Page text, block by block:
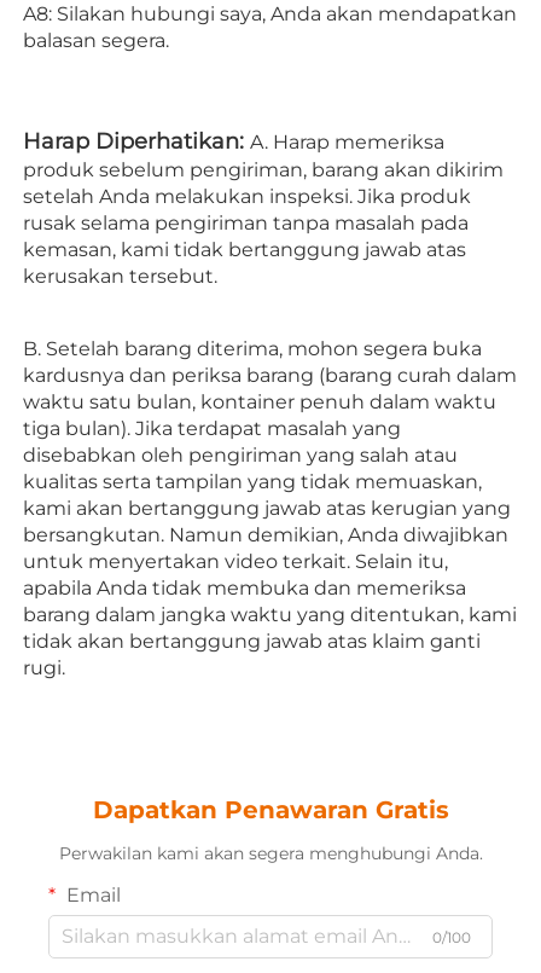
A8: Silakan hubungi saya, Anda akan mendapatkan
balasan segera.
Harap Diperhatikan: A. Harap memeriksa
produk sebelum pengiriman, barang akan dikirim
setelah Anda melakukan inspeksi. Jika produk
rusak selama pengiriman tanpa masalah pada
kemasan, kami tidak bertanggung jawab atas
kerusakan tersebut.
B. Setelah barang diterima, mohon segera buka
kardusnya dan periksa barang (barang curah dalam
waktu satu bulan, kontainer penuh dalam waktu
tiga bulan). Jika terdapat masalah yang
disebabkan oleh pengiriman yang salah atau
kualitas serta tampilan yang tidak memuaskan,
kami akan bertanggung jawab atas kerugian yang
bersangkutan. Namun demikian, Anda diwajibkan
untuk menyertakan video terkait. Selain itu,
apabila Anda tidak membuka dan memeriksa
barang dalam jangka waktu yang ditentukan, kami
tidak akan bertanggung jawab atas klaim ganti
rugi.
Dapatkan Penawaran Gratis
Perwakilan kami akan segera menghubungi Anda.
Email
0/100